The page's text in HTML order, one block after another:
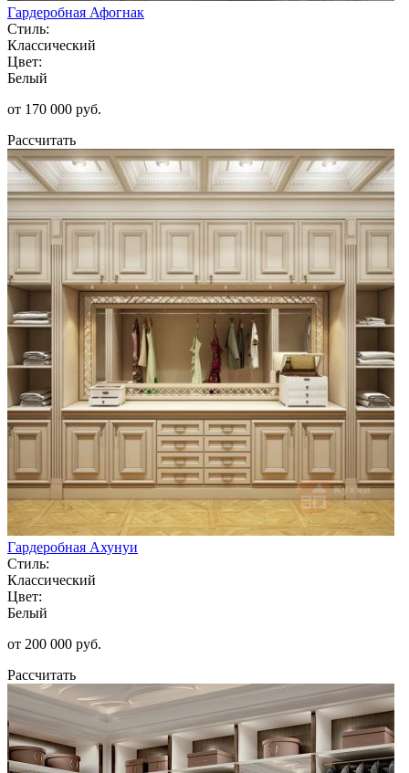
Гардеробная Афогнак
Стиль:
Классический
Цвет:
Белый
от 170 000 руб.
Рассчитать
Гардеробная Ахунуи
Стиль:
Классический
Цвет:
Белый
от 200 000 руб.
Рассчитать